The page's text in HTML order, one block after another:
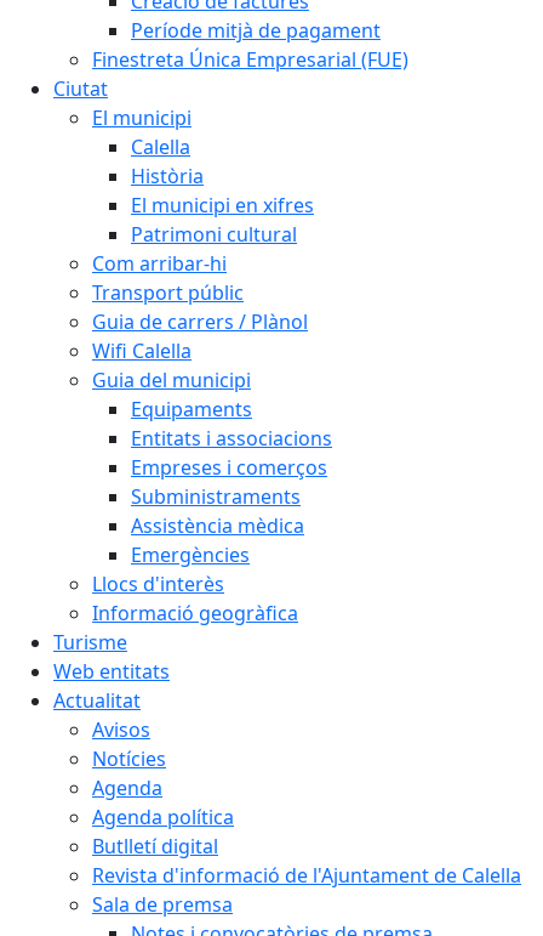
Període mitjà de pagament
Finestreta Única Empresarial (FUE)
Ciutat
El municipi
Calella
Història
El municipi en xifres
Patrimoni cultural
Com arribar-hi
Transport públic
Guia de carrers / Plànol
Wifi Calella
Guia del municipi
Equipaments
Entitats i associacions
Empreses i comerços
Subministraments
Assistència mèdica
Emergències
Llocs d'interès
Informació geogràfica
Turisme
Web entitats
Actualitat
Avisos
Notícies
Agenda
Agenda política
Butlletí digital
Revista d'informació de l'Ajuntament de Calella
Sala de premsa